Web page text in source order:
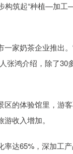
构筑起“种植—加工
家奶茶企业推出
张鸿介绍，除了30
的体验馆里，游
收入增加。
达65%，深加工